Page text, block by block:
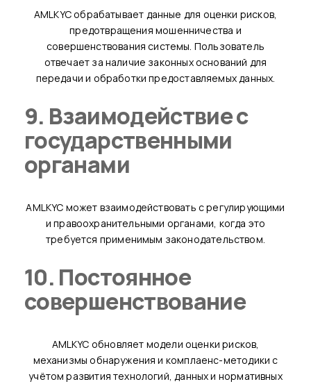
AMLKYC обрабатывает данные для оценки рисков,
предотвращения мошенничества и
совершенствования системы. Пользователь
отвечает за наличие законных оснований для
передачи и обработки предоставляемых данных.
9. Взаимодействие с
государственными
органами
AMLKYC может взаимодействовать с регулирующими
и правоохранительными органами, когда это
требуется применимым законодательством.
10. Постоянное
совершенствование
AMLKYC обновляет модели оценки рисков,
механизмы обнаружения и комплаенс-методики с
учётом развития технологий, данных и нормативных